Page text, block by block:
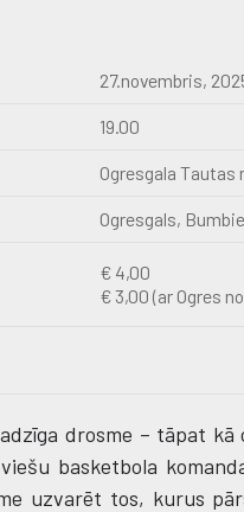
27.novembris,
19.00
Ogresgala Tautas
Ogresgals,
€ 4,00
€ 3,00 (ar Ogres
drosme – tāpat
basketbola
uzvarēt tos, kurus